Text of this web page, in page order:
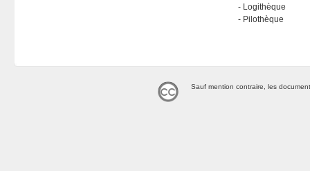
Logithèque
Pilothèque
Sauf mention contraire, les